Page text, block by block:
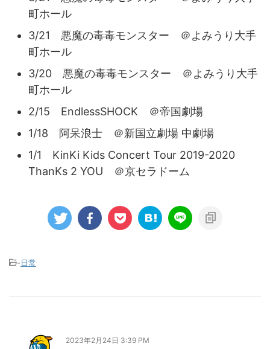
町ホール
3/21 悪魔の毒毒モンスター ＠よみうり大手
町ホール
3/20 悪魔の毒毒モンスター ＠よみうり大手
町ホール
2/15 EndlessSHOCK ＠帝国劇場
1/18 阿呆浪士 ＠新国立劇場 中劇場
1/1 KinKi Kids Concert Tour 2019-2020
ThanKs 2 YOU ＠京セラドーム
-日常
2023年2月24日 3:39 PM